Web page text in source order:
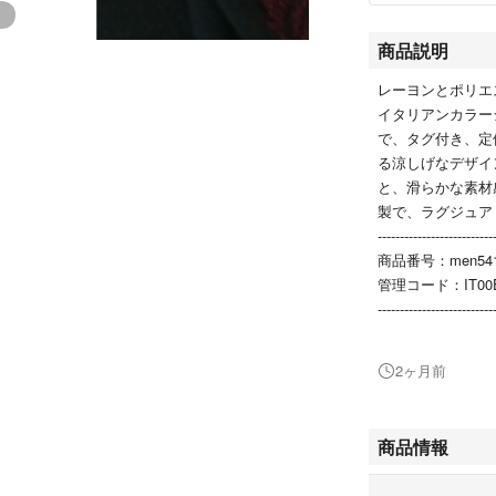
商品説明
レーヨンとポリ
イタリアンカラ
で、タグ付き、
る涼しげなデザ
と、滑らかな素
製で、ラグジュ
商品番号：
管理コード：
色：PURPLE
サイズ：S
2ヶ月前
商品情報